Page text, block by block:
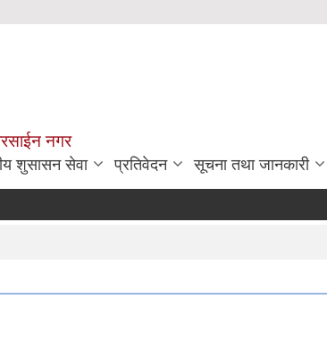
नगर
शुसासन सेवा प्रतिवेदन सूचना तथा जानकारी